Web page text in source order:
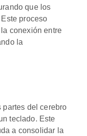
que los
proceso
conexión entre
la
partes del cerebro
teclado. Este
a consolidar la